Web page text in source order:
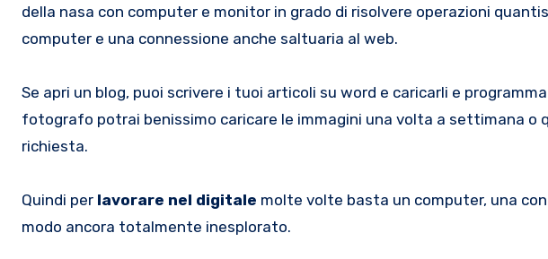
della nasa con computer e monitor in grado di risolvere operazioni
computer e una connessione anche saltuaria al web.
Se apri un blog, puoi scrivere i tuoi articoli su word e caricarli e
fotografo potrai benissimo caricare le immagini una volta a settimana o
richiesta.
Quindi per lavorare nel digitale molte volte basta un computer, una
modo ancora totalmente inesplorato.